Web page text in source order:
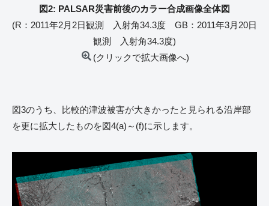
図2: PALSAR災害前後のカラー合成画像全体図
(R：2011年2月2日観測 入射角34.3度 GB：2011年3月20日
観測 入射角34.3度)
(クリックで拡大画像へ)
図3のうち、比較的津波被害が大きかったと見られる沿岸部
を更に拡大したものを図4(a)～(f)に示します。